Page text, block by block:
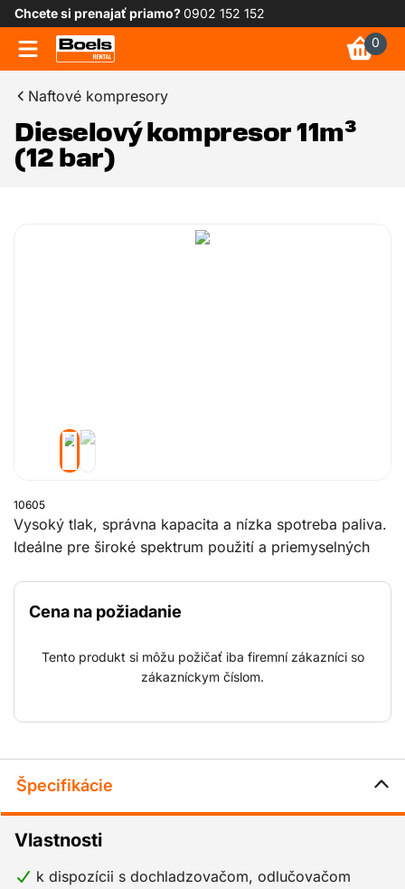
Chcete si prenajať priamo?0902 152 152
0
Naftové kompresory
Dieselový kompresor 11m³
(12 bar)
10605
Vysoký tlak, správna kapacita a nízka spotreba paliva.
Ideálne pre široké spektrum použití a priemyselných
(rafinérie), veľké projekty čistenia tryskaním (mosty a
lode), tryskanie ľadom, (horizontálne) vedené vŕtanie a
(horizontálne).
Cena na požiadanie
Tento produkt si môžu požičať iba firemní zákazníci so
zákazníckym číslom.
Špecifikácie
Vlastnosti
k dispozícii s dochladzovačom, odlučovačom